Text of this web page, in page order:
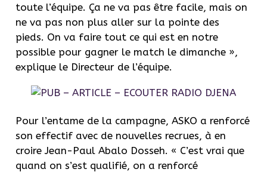
toute l’équipe. Ça ne va pas être facile, mais on
ne va pas non plus aller sur la pointe des
pieds. On va faire tout ce qui est en notre
possible pour gagner le match le dimanche »,
explique le Directeur de l’équipe.
Pour l’entame de la campagne, ASKO a renforcé
son effectif avec de nouvelles recrues, à en
croire Jean-Paul Abalo Dosseh. « C’est vrai que
quand on s’est qualifié, on a renforcé